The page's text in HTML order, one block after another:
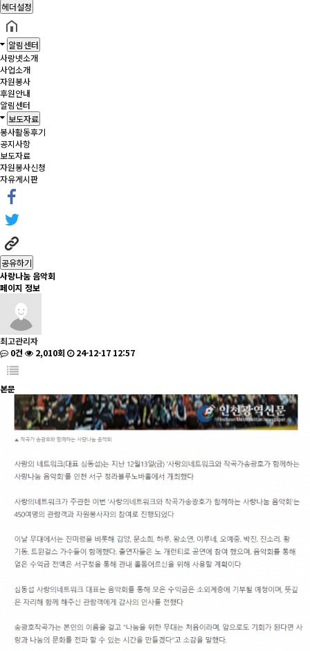
헤더설정
알림센터
사랑넷소개
사업소개
자원봉사
후원안내
알림센터
보도자료
봉사활동후기
공지사항
보도자료
자원봉사신청
자유게시판
공유하기
사랑나눔 음악회
페이지 정보
최고관리자
0건
2,010회 24-12-17 12:57
본문